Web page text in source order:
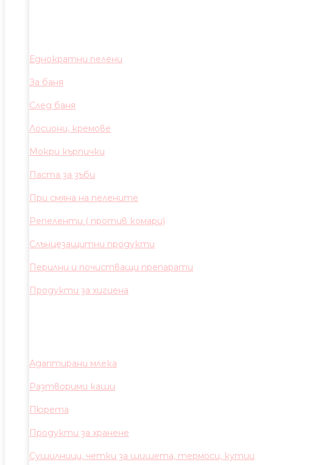
Еднократни пелени
За баня
След баня
Лосиони, кремове
Мокри кърпички
Паста за зъби
При смяна на пелените
Репеленти ( против комари)
Слънцезащитни продукти
Перилни и почистващи препарати
Продукти за хигиена
Адаптирани млека
Разтворими каши
Пюрета
Продукти за хранене
Сушилници, четки за шишета, термоси, кутии